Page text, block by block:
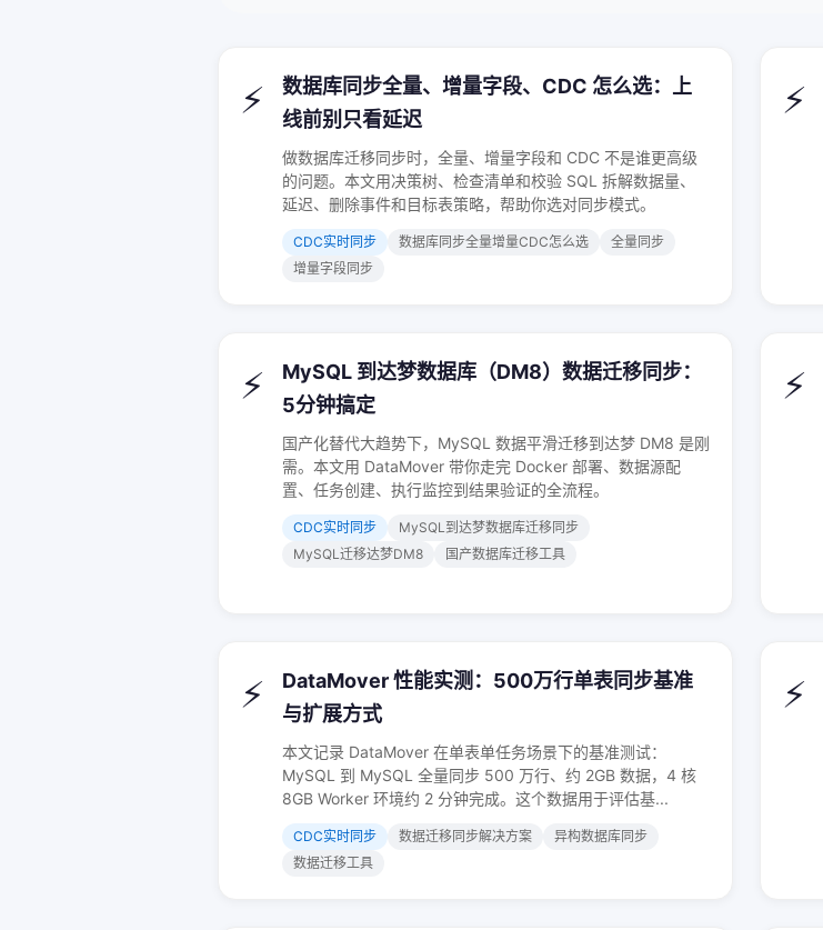
⚡
数据库同步全量、增量字段、CDC 怎么选：上
线前别只看延迟
做数据库迁移同步时，全量、增量字段和 CDC 不是谁更高级
的问题。本文用决策树、检查清单和校验 SQL 拆解数据量、
延迟、删除事件和目标表策略，帮助你选对同步模式。
CDC实时同步 数据库同步全量增量CDC怎么选
全量同步
增量字段同步
⚡
⚡
MySQL 到达梦数据库（DM8）数据迁移同步：
5分钟搞定
国产化替代大趋势下，MySQL 数据平滑迁移到达梦 DM8 是刚
需。本文用 DataMover 带你走完 Docker 部署、数据源配
置、任务创建、执行监控到结果验证的全流程。
CDC实时同步
MySQL到达梦数据库迁移同步
MySQL迁移达梦DM8
国产数据库迁移工具
⚡
⚡
DataMover 性能实测：500万行单表同步基准
与扩展方式
本文记录 DataMover 在单表单任务场景下的基准测试：
MySQL 到 MySQL 全量同步 500 万行、约 2GB 数据，4 核
8GB Worker 环境约 2 分钟完成。这个数据用于评估基...
CDC实时同步 数据迁移同步解决方案
异构数据库同步
数据迁移工具
⚡